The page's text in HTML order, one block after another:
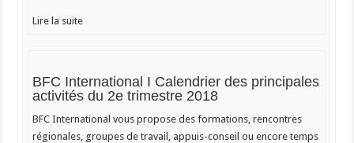
Lire la suite
BFC International I Calendrier des principales
activités du 2e trimestre 2018
BFC International vous propose des formations, rencontres
régionales, groupes de travail, appuis-conseil ou encore temps